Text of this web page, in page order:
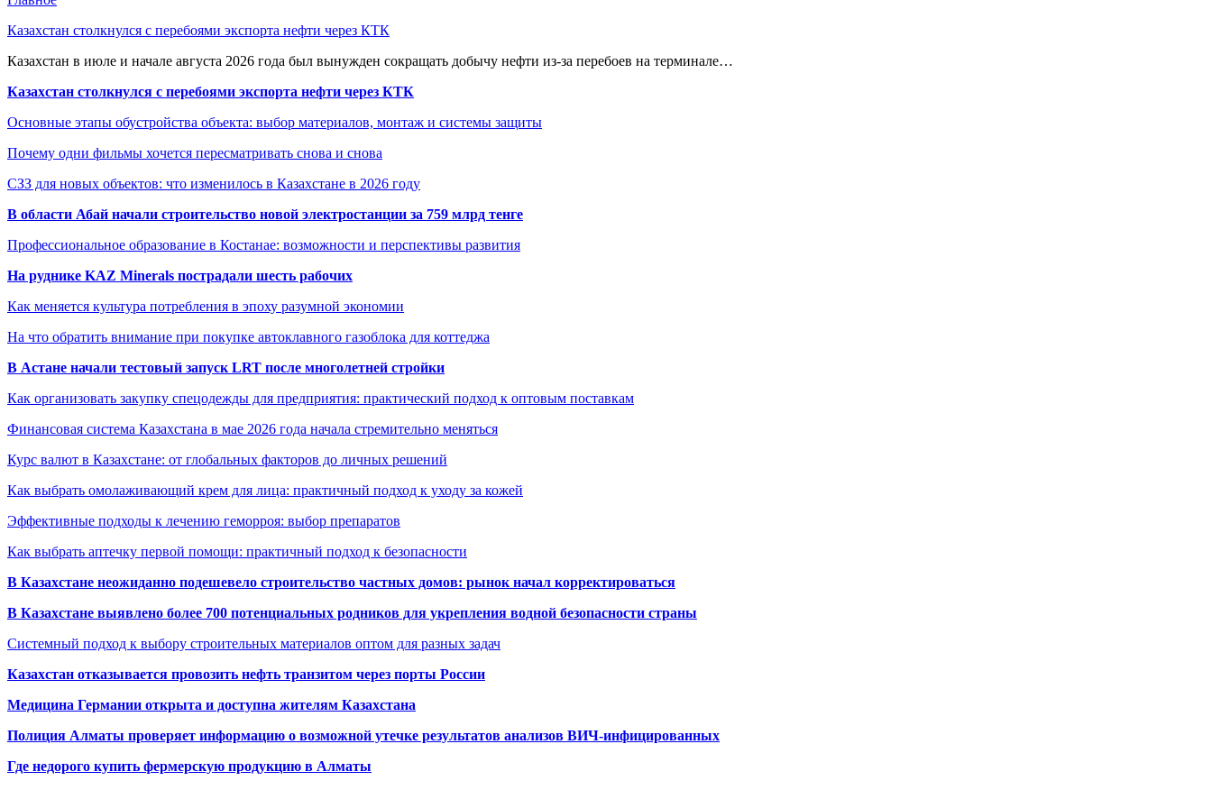
Казахстан столкнулся с перебоями экспорта нефти через КТК
Казахстан в июле и начале августа 2026 года был вынужден сокращать добычу нефти из-за перебоев на терминале…
Казахстан столкнулся с перебоями экспорта нефти через КТК
Основные этапы обустройства объекта: выбор материалов, монтаж и системы защиты
Почему одни фильмы хочется пересматривать снова и снова
СЗЗ для новых объектов: что изменилось в Казахстане в 2026 году
В области Абай начали строительство новой электростанции за 759 млрд тенге
Профессиональное образование в Костанае: возможности и перспективы развития
На руднике KAZ Minerals пострадали шесть рабочих
Как меняется культура потребления в эпоху разумной экономии
На что обратить внимание при покупке автоклавного газоблока для коттеджа
В Астане начали тестовый запуск LRT после многолетней стройки
Как организовать закупку спецодежды для предприятия: практический подход к оптовым поставкам
Финансовая система Казахстана в мае 2026 года начала стремительно меняться
Курс валют в Казахстане: от глобальных факторов до личных решений
Как выбрать омолаживающий крем для лица: практичный подход к уходу за кожей
Эффективные подходы к лечению геморроя: выбор препаратов
Как выбрать аптечку первой помощи: практичный подход к безопасности
В Казахстане неожиданно подешевело строительство частных домов: рынок начал корректироваться
В Казахстане выявлено более 700 потенциальных родников для укрепления водной безопасности страны
Системный подход к выбору строительных материалов оптом для разных задач
Казахстан отказывается провозить нефть транзитом через порты России
Медицина Германии открыта и доступна жителям Казахстана
Полиция Алматы проверяет информацию о возможной утечке результатов анализов ВИЧ-инфицированных
Где недорого купить фермерскую продукцию в Алматы